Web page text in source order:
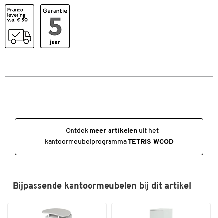
draaideurkasten met B 400 mm, 800 mm, 1000 mm en 1200
mm, voor schuifdeurkasten met B 800 mm, 1000 mm en
1200 mm en voor schuifdeurkasten met B 1000 mm, 1200
mm en 1600 mm dwarsliggerkasten.
Ontdek meer artikelenuit het
kantoormeubelprogramma TETRIS WOOD
Bijpassende kantoormeubelen bij dit artikel